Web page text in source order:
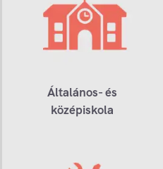
Általános- és
középiskola